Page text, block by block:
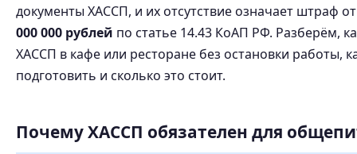
документы ХАССП, и их отсутствие означает штраф
000 000 рублей по статье 14.43 КоАП РФ. Разберём,
ХАССП в кафе или ресторане без остановки работы,
подготовить и сколько это стоит.
Почему ХАССП обязателен для